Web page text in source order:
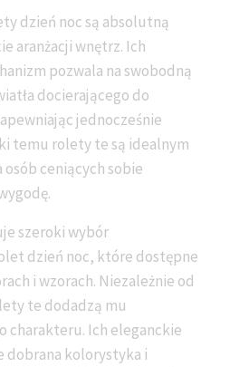
dzień noc są absolutną
aranżacji wnętrz. Ich
pozwala na swobodną
docierającego do
jednocześnie
temu rolety te są idealnym
ceniących sobie
szeroki wybór
dzień noc, które dostępne
i wzorach. Niezależnie od
te dodadzą mu
charakteru. Ich eleganckie
dobrana kolorystyka i